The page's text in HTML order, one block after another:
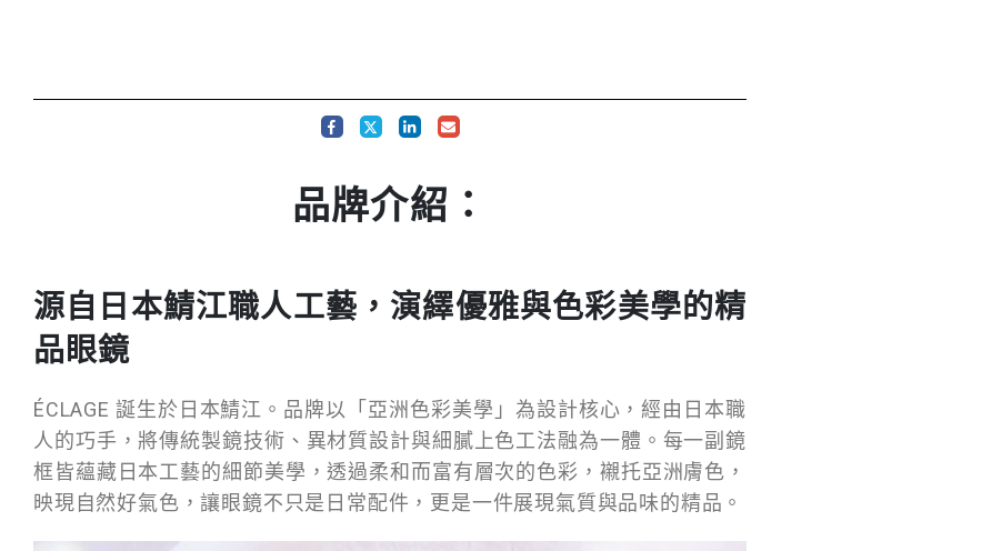
品牌介紹：
源自日本鯖江職人工藝，演繹優雅與色彩美學的精
品眼鏡
ÉCLAGE 誕生於日本鯖江。品牌以「亞洲色彩美學」為設計核心，經由日本職
人的巧手，將傳統製鏡技術、異材質設計與細膩上色工法融為一體。每一副鏡
框皆蘊藏日本工藝的細節美學，透過柔和而富有層次的色彩，襯托亞洲膚色，
映現自然好氣色，讓眼鏡不只是日常配件，更是一件展現氣質與品味的精品。